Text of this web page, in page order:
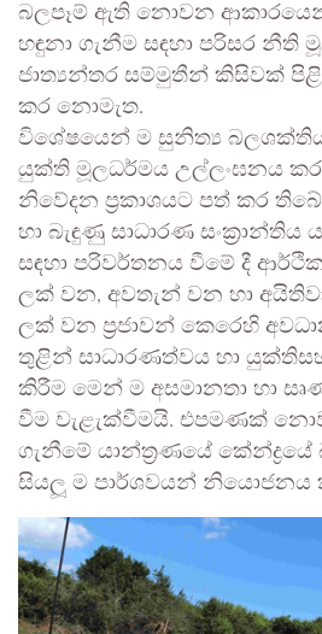
බලපෑම් ඇති නොවන ආකාරයෙන්
හඳුනා ගැනීම සඳහා පරිසර නීති
ජාත්‍යන්තර සම්මුතීන් කිසිවක්
කර නොමැත.
විශේෂයෙන් ම සුනිත්‍ය බලශක්තිය
යුක්ති මූලධර්මය උල්ලංඝනය
නිවේදන ප්‍රකාශයට පත් කර
හා බැඳුණු සාධාරණ
සඳහා පරිවර්තනය වීමේ දී
ලක් වන, අවතැන් වන හා
ලක් වන ප්‍රජාවන් කෙරෙහි
තුළින් සාධාරණත්වය හා
කිරීම මෙන් ම අසමානතා හා
වීම වැළැක්වීමයි. එපමණක්
ගැනීමේ යාන්ත්‍රණයේ
සියලූ ම පාර්ශවයන් නියොජනය